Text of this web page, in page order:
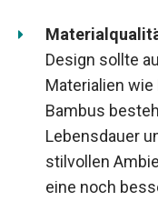
Design sollte
Materialien
Bambus
Lebensdauer
stilvollen
eine noch